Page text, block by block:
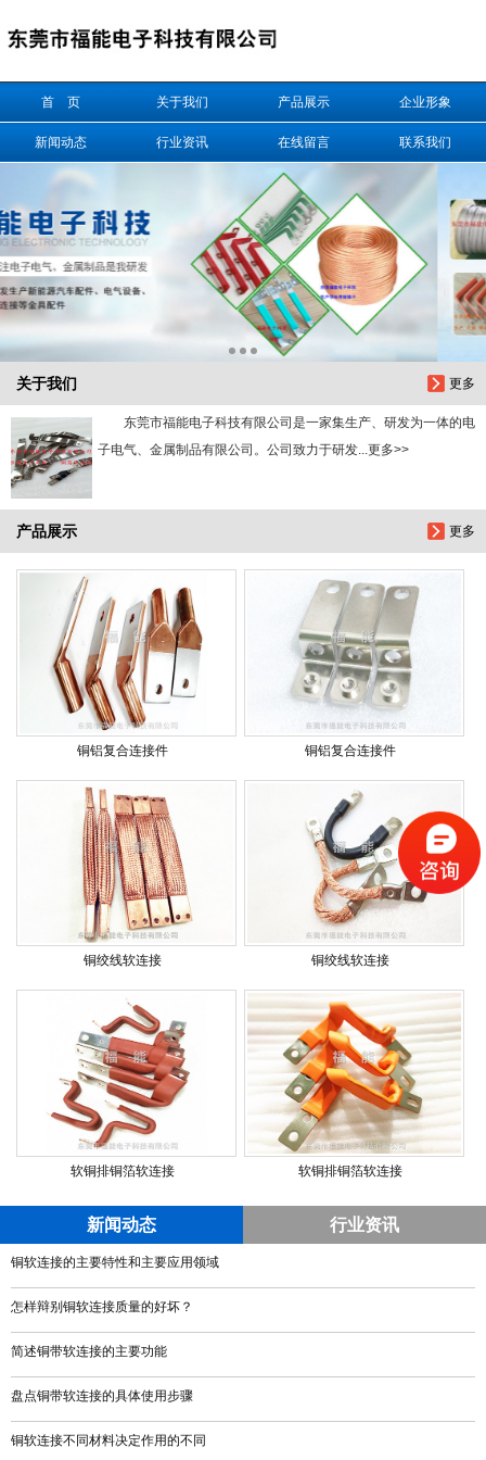
首 页 关于我们 产品展示 企业形象
新闻动态 行业资讯 在线留言 联系我们
更多
关于我们
东莞市福能电子科技有限公司是一家集生产、研发为一体的电
子电气、金属制品有限公司。公司致力于研发...更多>>
更多
产品展示
铜铝复合连接件 铜铝复合连接件
铜绞线软连接 铜绞线软连接
软铜排铜箔软连接 软铜排铜箔软连接
新闻动态 行业资讯
铜软连接的主要特性和主要应用领域
怎样辩别铜软连接质量的好坏？
简述铜带软连接的主要功能
盘点铜带软连接的具体使用步骤
铜软连接不同材料决定作用的不同